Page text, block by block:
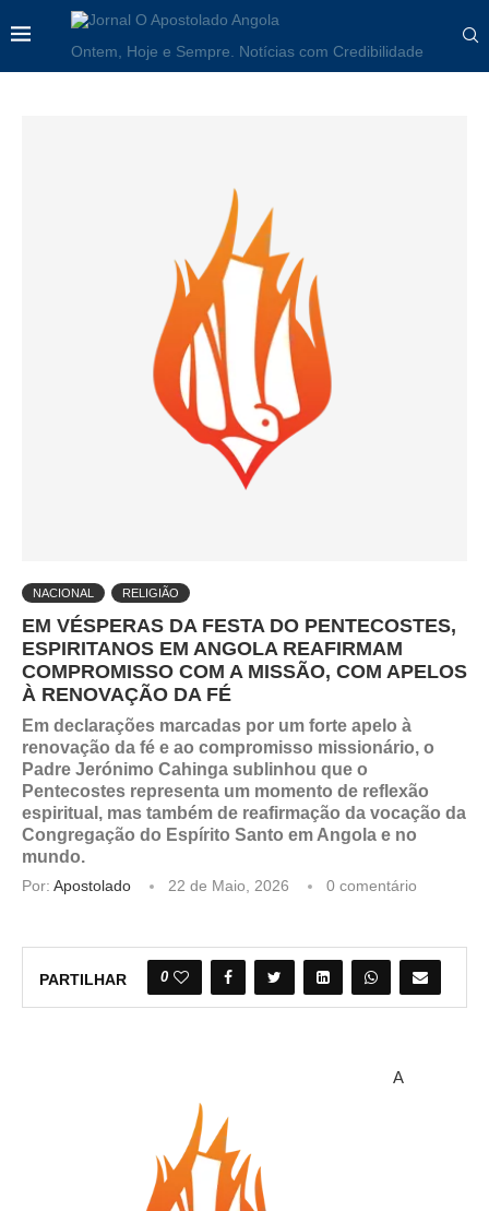
Ontem, Hoje e Sempre. Notícias com Credibilidade
NACIONAL RELIGIÃO
EM VÉSPERAS DA FESTA DO PENTECOSTES,
ESPIRITANOS EM ANGOLA REAFIRMAM
COMPROMISSO COM A MISSÃO, COM APELOS
À RENOVAÇÃO DA FÉ
Em declarações marcadas por um forte apelo à
renovação da fé e ao compromisso missionário, o
Padre Jerónimo Cahinga sublinhou que o
Pentecostes representa um momento de reflexão
espiritual, mas também de reafirmação da vocação da
Congregação do Espírito Santo em Angola e no
mundo.
Por: Apostolado 22 de Maio, 2026 0 comentário
PARTILHAR 0
A